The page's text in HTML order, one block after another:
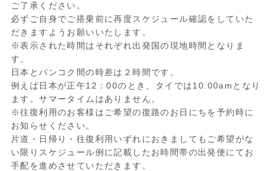
ご了承ください。
必ずご自身でご搭乗前に再度スケジュール確認をしていた
だきますようお願いいたします。
※表示された時間はそれぞれ出発国の現地時間となりま
す。
日本とバンコク間の時差は２時間です。
例えば日本が正午12：00のとき、タイでは10:00amとなり
ます。サマータイムはありません。
※往復利用のお客様はご希望の復路のお日にちを予約時に
お知らせください。
片道・日帰り・往復利用いずれにおきましてもご希望がな
い限りスケジュール例に記載したお時間帯の出発便にてお
手配を進めさせていただきます。